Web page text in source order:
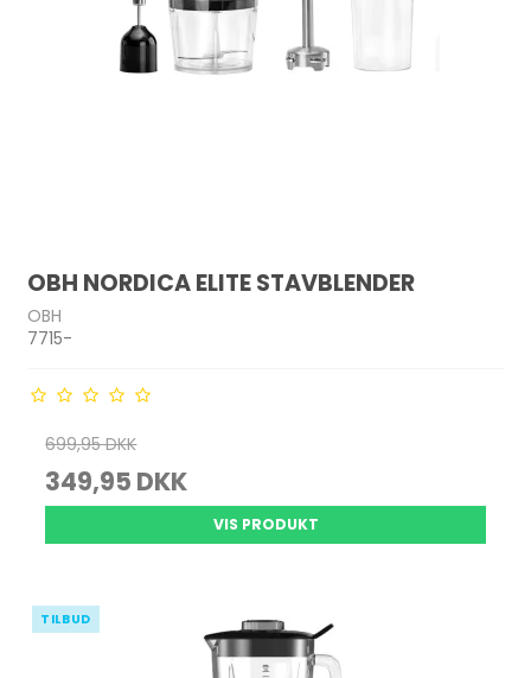
OBH NORDICA ELITE STAVBLENDER
OBH
7715-
699,95 DKK
349,95 DKK
VIS PRODUKT
TILBUD